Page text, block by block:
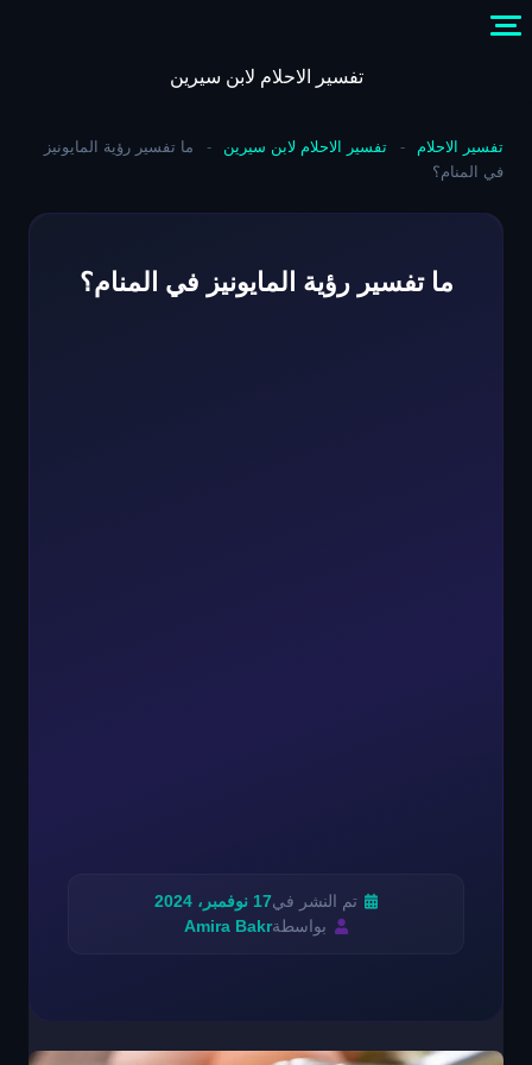
content
تفسير الاحلام لابن سيرين
تفسير الاحلام - تفسير الاحلام لابن سيرين -
ما تفسير رؤية المايونيز
في المنام؟
ما تفسير رؤية المايونيز في المنام؟
تم النشر في17 نوفمبر، 2024
بواسطةAmira Bakr